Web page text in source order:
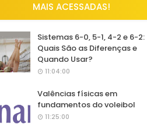
MAIS ACESSADAS!
Sistemas 6-0, 5-1, 4-2 e 6-2:
Quais São as Diferenças e
Quando Usar?
11:04:00
Valências físicas em
fundamentos do voleibol
11:25:00